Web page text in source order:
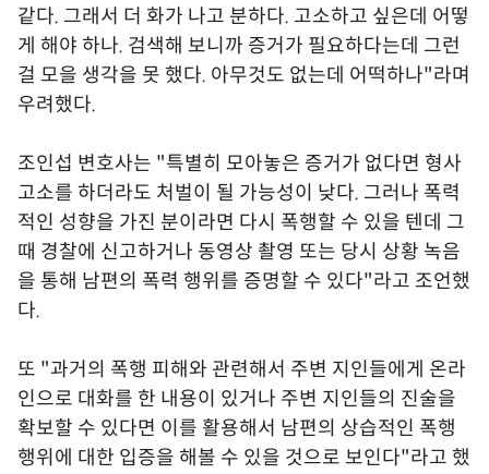
같다. 그래서 더 화가 나고 분하다. 고소하고 싶은데 어떻
게 해야 하나. 검색해 보니까 증거가 필요하다는데 그런
걸 모을 생각을 못 했다. 아무것도 없는데 어떡하나"라며
우려했다.
조인섭 변호사는 "특별히 모아놓은 증거가 없다면 형사
고소를 하더라도 처벌이 될 가능성이 낮다. 그러나 폭력
적인 성향을 가진 분이라면 다시 폭행할 수 있을 텐데 그
때 경찰에 신고하거나 동영상 촬영 또는 당시 상황 녹음
을 통해 남편의 폭력 행위를 증명할 수 있다"라고 조언했
다.
또 "과거의 폭행 피해와 관련해서 주변 지인들에게 온라
인으로 대화를 한 내용이 있거나 주변 지인들의 진술을
확보할 수 있다면 이를 활용해서 남편의 상습적인 폭행
행위에 대한 입증을 해볼 수 있을 것으로 보인다"라고 했